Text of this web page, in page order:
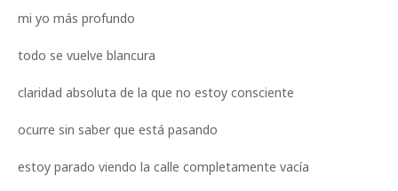
mi yo más profundo
todo se vuelve blancura
claridad absoluta de la que no estoy consciente
ocurre sin saber que está pasando
estoy parado viendo la calle completamente vacía